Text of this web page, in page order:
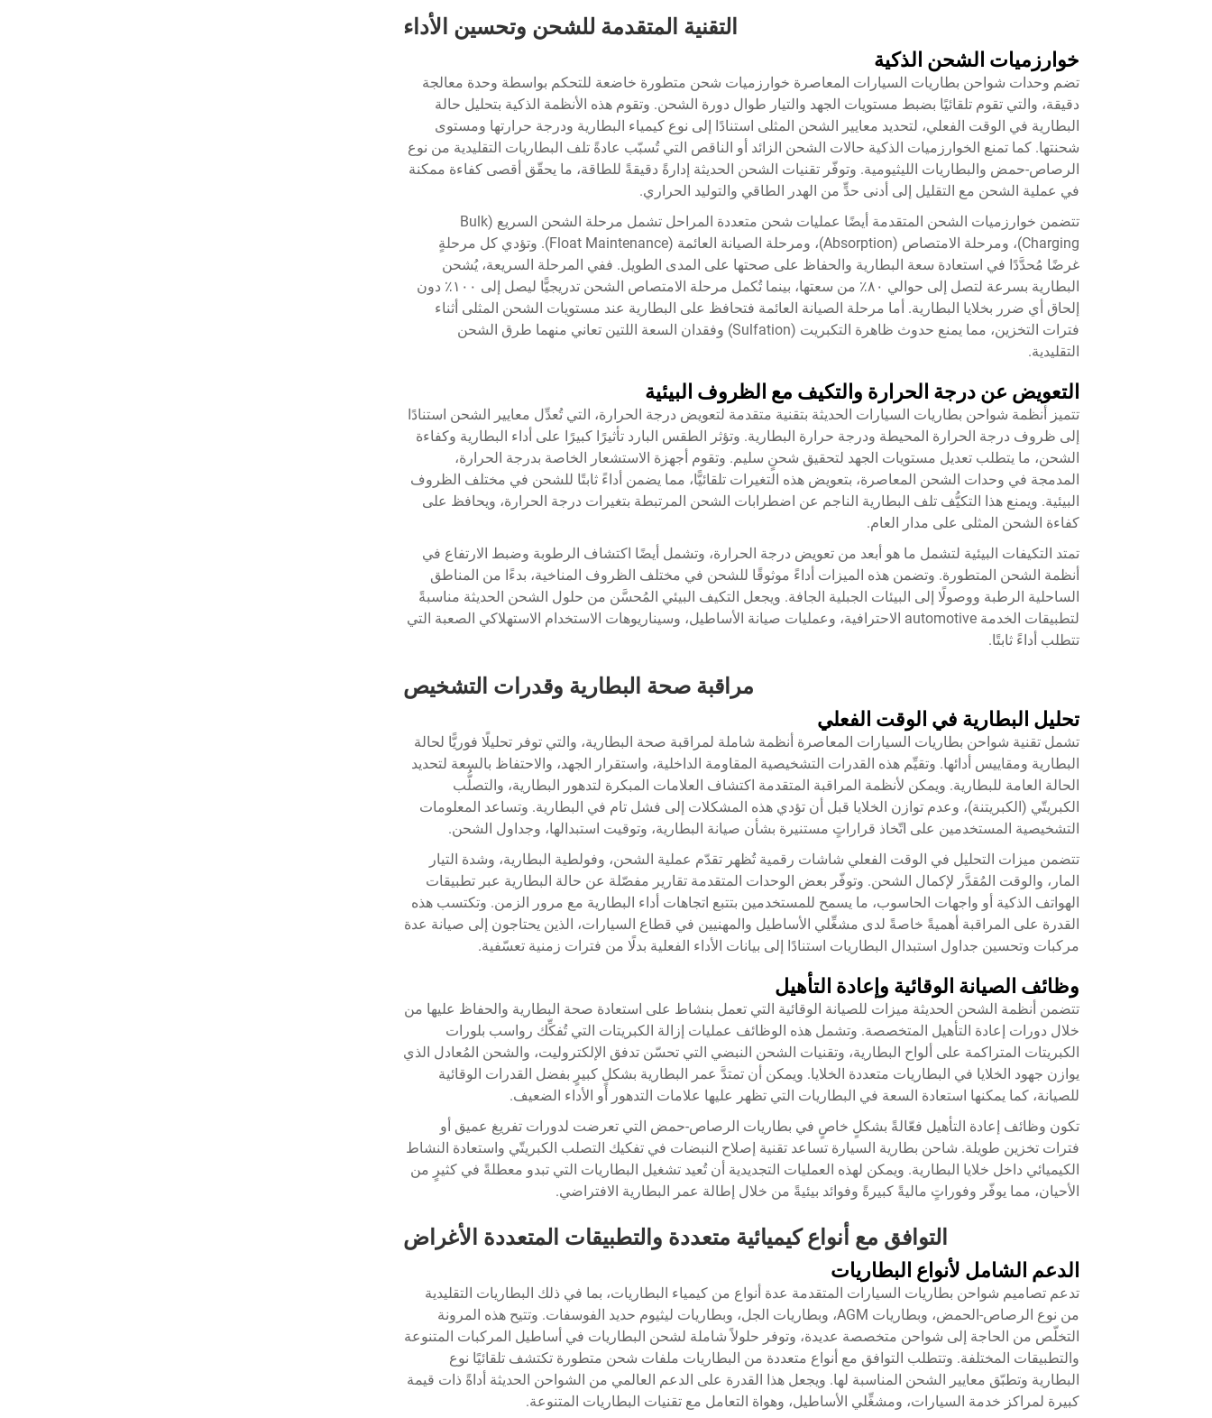
التقنية المتقدمة للشحن وتحسين الأداء
خوارزميات الشحن الذكية
تضم وحدات شواحن بطاريات السيارات المعاصرة خوارزميات شحن متطورة خاضعة للتحكم بواسطة وحدة معالجة
دقيقة، والتي تقوم تلقائيًا بضبط مستويات الجهد والتيار طوال دورة الشحن. وتقوم هذه الأنظمة الذكية بتحليل حالة
البطارية في الوقت الفعلي، لتحديد معايير الشحن المثلى استنادًا إلى نوع كيمياء البطارية ودرجة حرارتها ومستوى
شحنتها. كما تمنع الخوارزميات الذكية حالات الشحن الزائد أو الناقص التي تُسبّب عادةً تلف البطاريات التقليدية من نوع
الرصاص-حمض والبطاريات الليثيومية. وتوفّر تقنيات الشحن الحديثة إدارةً دقيقةً للطاقة، ما يحقّق أقصى كفاءة ممكنة
في عملية الشحن مع التقليل إلى أدنى حدٍّ من الهدر الطاقي والتوليد الحراري.
تتضمن خوارزميات الشحن المتقدمة أيضًا عمليات شحن متعددة المراحل تشمل مرحلة الشحن السريع (Bulk
Charging)، ومرحلة الامتصاص (Absorption)، ومرحلة الصيانة العائمة (Float Maintenance). وتؤدي كل مرحلةٍ
غرضًا مُحدَّدًا في استعادة سعة البطارية والحفاظ على صحتها على المدى الطويل. ففي المرحلة السريعة، يُشحن
البطارية بسرعة لتصل إلى حوالي ٨٠٪ من سعتها، بينما تُكمل مرحلة الامتصاص الشحن تدريجيًّا ليصل إلى ١٠٠٪ دون
إلحاق أي ضرر بخلايا البطارية. أما مرحلة الصيانة العائمة فتحافظ على البطارية عند مستويات الشحن المثلى أثناء
فترات التخزين، مما يمنع حدوث ظاهرة التكبريت (Sulfation) وفقدان السعة اللتين تعاني منهما طرق الشحن
التقليدية.
التعويض عن درجة الحرارة والتكيف مع الظروف البيئية
تتميز أنظمة شواحن بطاريات السيارات الحديثة بتقنية متقدمة لتعويض درجة الحرارة، التي تُعدِّل معايير الشحن استنادًا
إلى ظروف درجة الحرارة المحيطة ودرجة حرارة البطارية. وتؤثر الطقس البارد تأثيرًا كبيرًا على أداء البطارية وكفاءة
الشحن، ما يتطلب تعديل مستويات الجهد لتحقيق شحنٍ سليم. وتقوم أجهزة الاستشعار الخاصة بدرجة الحرارة،
المدمجة في وحدات الشحن المعاصرة، بتعويض هذه التغيرات تلقائيًّا، مما يضمن أداءً ثابتًا للشحن في مختلف الظروف
البيئية. ويمنع هذا التكيُّف تلف البطارية الناجم عن اضطرابات الشحن المرتبطة بتغيرات درجة الحرارة، ويحافظ على
كفاءة الشحن المثلى على مدار العام.
تمتد التكيفات البيئية لتشمل ما هو أبعد من تعويض درجة الحرارة، وتشمل أيضًا اكتشاف الرطوبة وضبط الارتفاع في
أنظمة الشحن المتطورة. وتضمن هذه الميزات أداءً موثوقًا للشحن في مختلف الظروف المناخية، بدءًا من المناطق
الساحلية الرطبة ووصولًا إلى البيئات الجبلية الجافة. ويجعل التكيف البيئي المُحسَّن من حلول الشحن الحديثة مناسبةً
لتطبيقات الخدمة automotive الاحترافية، وعمليات صيانة الأساطيل، وسيناريوهات الاستخدام الاستهلاكي الصعبة التي
تتطلب أداءً ثابتًا.
مراقبة صحة البطارية وقدرات التشخيص
تحليل البطارية في الوقت الفعلي
تشمل تقنية شواحن بطاريات السيارات المعاصرة أنظمة شاملة لمراقبة صحة البطارية، والتي توفر تحليلًا فوريًّا لحالة
البطارية ومقاييس أدائها. وتقيِّم هذه القدرات التشخيصية المقاومة الداخلية، واستقرار الجهد، والاحتفاظ بالسعة لتحديد
الحالة العامة للبطارية. ويمكن لأنظمة المراقبة المتقدمة اكتشاف العلامات المبكرة لتدهور البطارية، والتصلُّب
الكبريتّي (الكبريتنة)، وعدم توازن الخلايا قبل أن تؤدي هذه المشكلات إلى فشل تام في البطارية. وتساعد المعلومات
التشخيصية المستخدمين على اتّخاذ قراراتٍ مستنيرة بشأن صيانة البطارية، وتوقيت استبدالها، وجداول الشحن.
تتضمن ميزات التحليل في الوقت الفعلي شاشات رقمية تُظهر تقدّم عملية الشحن، وفولطية البطارية، وشدة التيار
المار، والوقت المُقدَّر لإكمال الشحن. وتوفّر بعض الوحدات المتقدمة تقارير مفصّلة عن حالة البطارية عبر تطبيقات
الهواتف الذكية أو واجهات الحاسوب، ما يسمح للمستخدمين بتتبع اتجاهات أداء البطارية مع مرور الزمن. وتكتسب هذه
القدرة على المراقبة أهميةً خاصةً لدى مشغِّلي الأساطيل والمهنيين في قطاع السيارات، الذين يحتاجون إلى صيانة عدة
مركبات وتحسين جداول استبدال البطاريات استنادًا إلى بيانات الأداء الفعلية بدلًا من فترات زمنية تعسّفية.
وظائف الصيانة الوقائية وإعادة التأهيل
تتضمن أنظمة الشحن الحديثة ميزات للصيانة الوقائية التي تعمل بنشاط على استعادة صحة البطارية والحفاظ عليها من
خلال دورات إعادة التأهيل المتخصصة. وتشمل هذه الوظائف عمليات إزالة الكبريتات التي تُفكِّك رواسب بلورات
الكبريتات المتراكمة على ألواح البطارية، وتقنيات الشحن النبضي التي تحسّن تدفق الإلكتروليت، والشحن المُعادل الذي
يوازن جهود الخلايا في البطاريات متعددة الخلايا. ويمكن أن تمتدَّ عمر البطارية بشكلٍ كبيرٍ بفضل القدرات الوقائية
للصيانة، كما يمكنها استعادة السعة في البطاريات التي تظهر عليها علامات التدهور أو الأداء الضعيف.
تكون وظائف إعادة التأهيل فعّالةً بشكلٍ خاصٍ في بطاريات الرصاص-حمض التي تعرضت لدورات تفريغ عميق أو
فترات تخزين طويلة. شاحن بطارية السيارة تساعد تقنية إصلاح النبضات في تفكيك التصلب الكبريتّي واستعادة النشاط
الكيميائي داخل خلايا البطارية. ويمكن لهذه العمليات التجديدية أن تُعيد تشغيل البطاريات التي تبدو معطلةً في كثيرٍ من
الأحيان، مما يوفّر وفوراتٍ ماليةً كبيرةً وفوائد بيئيةً من خلال إطالة عمر البطارية الافتراضي.
التوافق مع أنواع كيميائية متعددة والتطبيقات المتعددة الأغراض
الدعم الشامل لأنواع البطاريات
تدعم تصاميم شواحن بطاريات السيارات المتقدمة عدة أنواع من كيمياء البطاريات، بما في ذلك البطاريات التقليدية
من نوع الرصاص-الحمض، وبطاريات AGM، وبطاريات الجل، وبطاريات ليثيوم حديد الفوسفات. وتتيح هذه المرونة
التخلّص من الحاجة إلى شواحن متخصصة عديدة، وتوفر حلولاً شاملة لشحن البطاريات في أساطيل المركبات المتنوعة
والتطبيقات المختلفة. وتتطلب التوافق مع أنواع متعددة من البطاريات ملفات شحن متطورة تكتشف تلقائيًا نوع
البطارية وتطبّق معايير الشحن المناسبة لها. ويجعل هذا القدرة على الدعم العالمي من الشواحن الحديثة أداةً ذات قيمة
كبيرة لمراكز خدمة السيارات، ومشغِّلي الأساطيل، وهواة التعامل مع تقنيات البطاريات المتنوعة.